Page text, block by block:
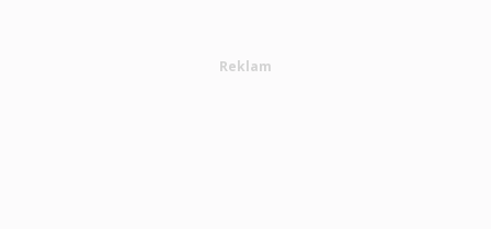
Reklam